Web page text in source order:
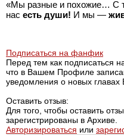
«Мы разные и похожие… С
нас есть души! И мы —
Подписаться на фанфик
Перед тем как подписаться
что в Вашем Профиле
уведомления о новых главах
Оставить отзыв:
Для того, чтобы оставить
зарегистрированы в Архиве.
Авторизироваться или